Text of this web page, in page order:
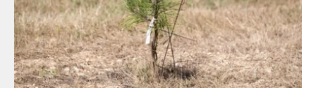
aber
bisher
nicht
zu
fragen
wagten